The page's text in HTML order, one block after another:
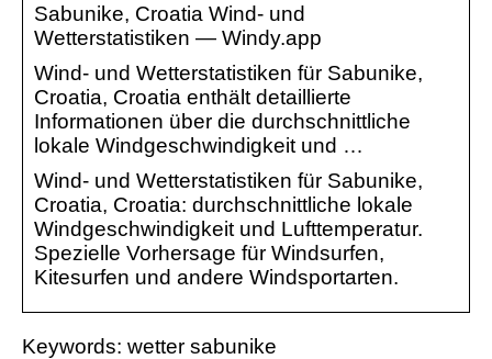
Sabunike, Croatia Wind- und
Wetterstatistiken — Windy.app
Wind- und Wetterstatistiken für Sabunike,
Croatia, Croatia enthält detaillierte
Informationen über die durchschnittliche
lokale Windgeschwindigkeit und …
Wind- und Wetterstatistiken für Sabunike,
Croatia, Croatia: durchschnittliche lokale
Windgeschwindigkeit und Lufttemperatur.
Spezielle Vorhersage für Windsurfen,
Kitesurfen und andere Windsportarten.
Keywords: wetter sabunike